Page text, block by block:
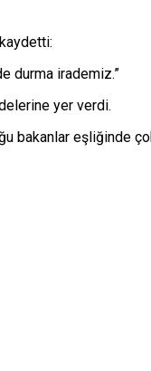
durma irademiz.”
yer verdi.
bakanlar eşliğinde